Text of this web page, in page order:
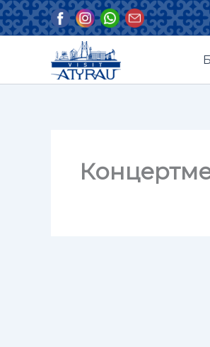
Skip
to